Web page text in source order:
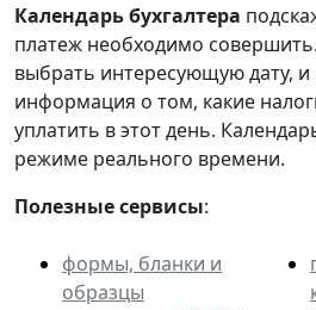
Календарьбухгалтера
платеж необходимо
выбрать интересующую дату, и
информация о том, какие
уплатить в этот день.
режиме реального времени.
Полезные сервисы:
формы, бланки и
образцы